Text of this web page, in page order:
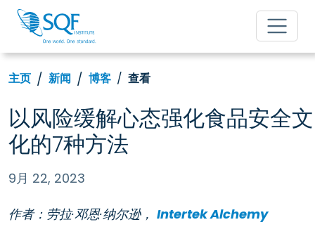
主页 新闻 博客 查看
以风险缓解心态强化食品安全文
化的7种方法
9月 22, 2023
作者：劳拉·邓恩·纳尔逊， Intertek Alchemy